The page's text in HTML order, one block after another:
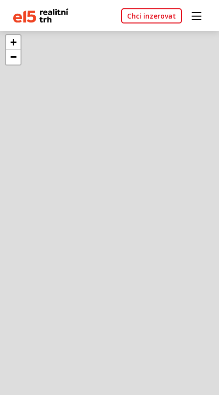
Chci inzerovat
+
−